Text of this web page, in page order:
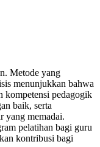
Metode yang
menunjukkan bahwa
kompetensi pedagogik
baik, serta
yang memadai.
pelatihan bagi guru
kontribusi bagi